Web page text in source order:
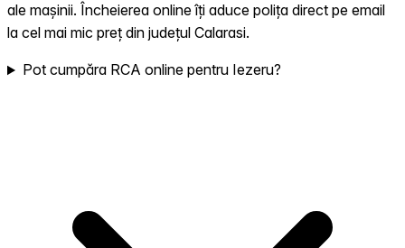
ale mașinii. Încheierea online îți aduce polița direct pe email
la cel mai mic preț din județul Calarasi.
Pot cumpăra RCA online pentru Iezeru?